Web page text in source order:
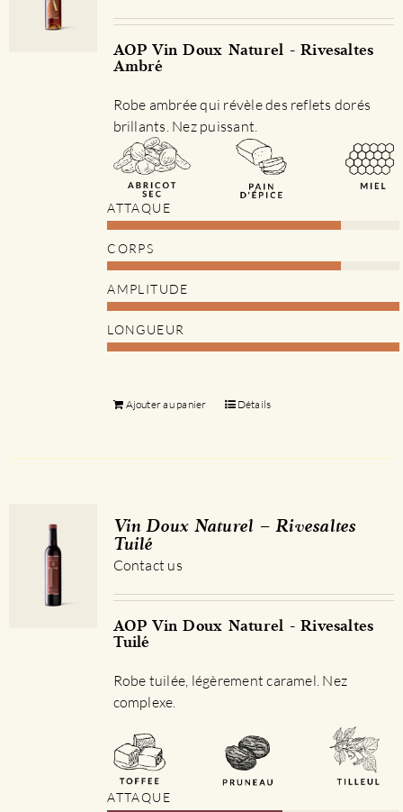
AOP Vin Doux Naturel - Rivesaltes
Ambré
Robe ambrée qui révèle des reflets dorés
brillants. Nez puissant.
ATTAQUE
CORPS
AMPLITUDE
LONGUEUR
Ajouter au panier Détails
Vin Doux Naturel – Rivesaltes
Tuilé
Contact us
AOP Vin Doux Naturel - Rivesaltes
Tuilé
Robe tuilée, légèrement caramel. Nez
complexe.
ATTAQUE